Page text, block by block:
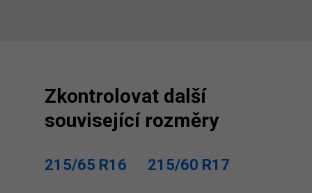
Zkontrolovat další
související rozměry
215/65 R16 215/60 R17